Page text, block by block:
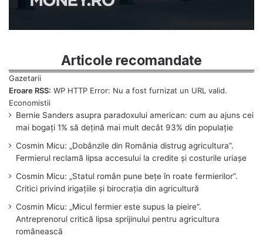
Articole recomandate
Eroare RSS: WP HTTP Error: Nu a fost furnizat un URL valid.
Bernie Sanders asupra paradoxului american: cum au ajuns cei
mai bogați 1% să dețină mai mult decât 93% din populație
Cosmin Micu: „Dobânzile din România distrug agricultura”.
Fermierul reclamă lipsa accesului la credite și costurile uriașe
Cosmin Micu: „Statul român pune bețe în roate fermierilor”.
Critici privind irigațiile și birocrația din agricultură
Cosmin Micu: „Micul fermier este supus la pieire”.
Antreprenorul critică lipsa sprijinului pentru agricultura
românească